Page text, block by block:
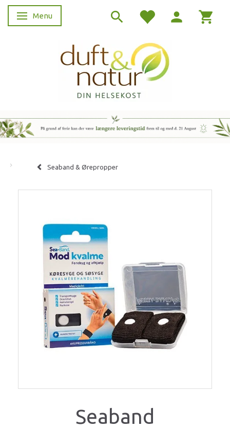
Skifte navigation
Menu
Seaband & Ørepropper
Seaband